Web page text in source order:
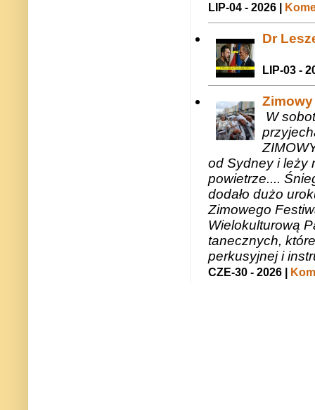
LIP-04 - 2026 |
Dr
LIP-03 -
W
od Sydney i leży
powietrze....
dodało dużo
Zimowego
Wielokulturową
tanecznych,
perkusyjnej i
CZE-30 - 2026 |